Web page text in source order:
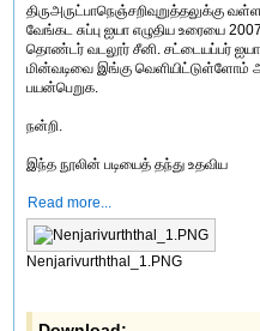
திருஅருட்பாநெஞ்சறிவுறுத்தலுக்கு
வேங்கட சுப்பு ஐயா எழுதிய உரையை
தொண்டர் வடலூர் சீனி. சட்டையப்பர்
மின்வடிவை இங்கு வெளியிட்டுள்ளோம்
பயன்பெறுக.
நன்றி.
இந்த நூலின் படியைத் தந்து உதவிய
Read more...
Nenjarivurththal_1.PNG